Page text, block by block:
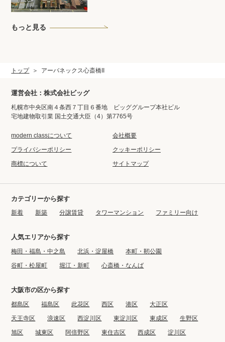
もっと見る
トップ アーバネックス心斎橋II
運営会社：株式会社ビッグ
札幌市中央区南４条西７丁目６番地 ビッググループ本社ビル
宅地建物取引業 国土交通大臣（4）第7765号
modern classについて
会社概要
プライバシーポリシー
クッキーポリシー
商標について
サイトマップ
カテゴリーから探す
新着 新築 分譲賃貸 タワーマンション ファミリー向け
人気エリアから探す
梅田・福島・中之島 北浜・淀屋橋
本町・靭公園
谷町・松屋町
堀江・新町 心斎橋・なんば
大阪市の区から探す
都島区 福島区 此花区 西区 港区
大正区
天王寺区
浪速区 西淀川区 東淀川区 東成区
生野区
旭区
城東区 阿倍野区 東住吉区 西成区
淀川区